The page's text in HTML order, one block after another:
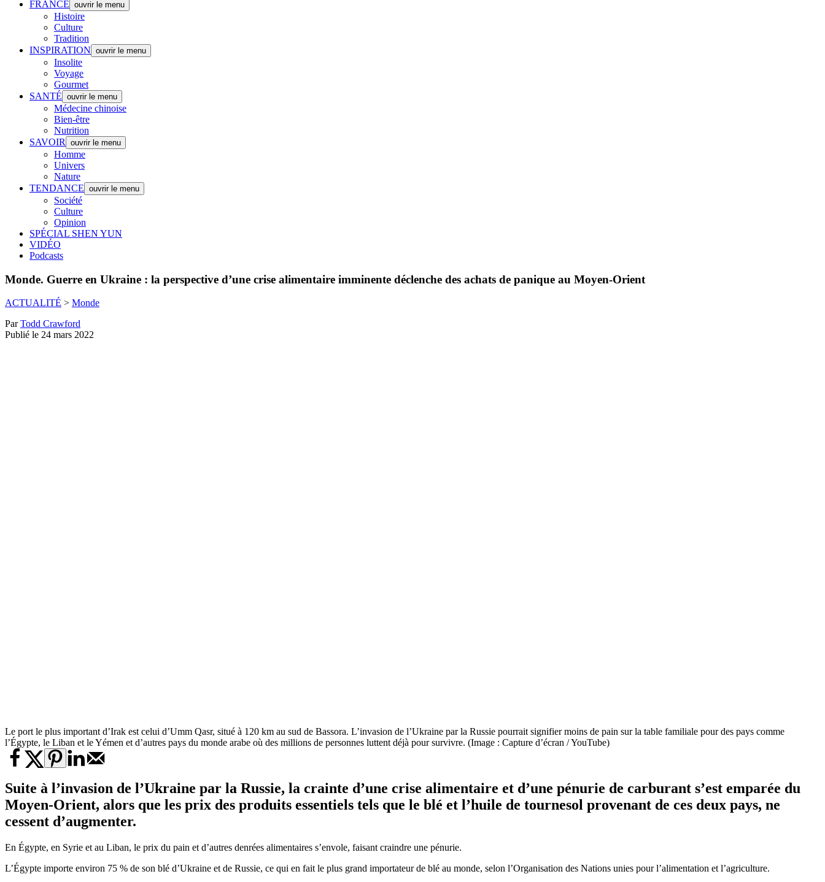
FRANCE ouvrir le menu
Histoire
Culture
Tradition
INSPIRATION ouvrir le menu
Insolite
Voyage
Gourmet
SANTÉ ouvrir le menu
Médecine chinoise
Bien-être
Nutrition
SAVOIR
ouvrir le menu
Homme
Univers
Nature
TENDANCE ouvrir le menu
Société
Culture
Opinion
SPÉCIAL SHEN YUN
VIDÉO
Podcasts
Monde. Guerre en Ukraine : la perspective d’une crise alimentaire imminente déclenche des achats de panique au Moyen-Orient
ACTUALITÉ > Monde
ParTodd Crawford
Publié le 24 mars 2022
Le port le plus important d’Irak est celui d’Umm Qasr, situé à 120 km au sud de Bassora. L’invasion de l’Ukraine par la Russie pourrait signifier moins de pain sur la table familiale pour des pays comme
l’Égypte, le Liban et le Yémen et d’autres pays du monde arabe où des millions de personnes luttent déjà pour survivre. (Image : Capture d’écran / YouTube)
Suite à l’invasion de l’Ukraine par la Russie, la crainte d’une crise alimentaire et d’une pénurie de carburant s’est emparée du
Moyen-Orient, alors que les prix des produits essentiels tels que le blé et l’huile de tournesol provenant de ces deux pays, ne
cessent d’augmenter.
En Égypte, en Syrie et au Liban, le prix du pain et d’autres denrées alimentaires s’envole, faisant craindre une pénurie.
L’Égypte importe environ 75 % de son blé d’Ukraine et de Russie, ce qui en fait le plus grand importateur de blé au monde, selon l’Organisation des Nations unies pour l’alimentation et l’agriculture.